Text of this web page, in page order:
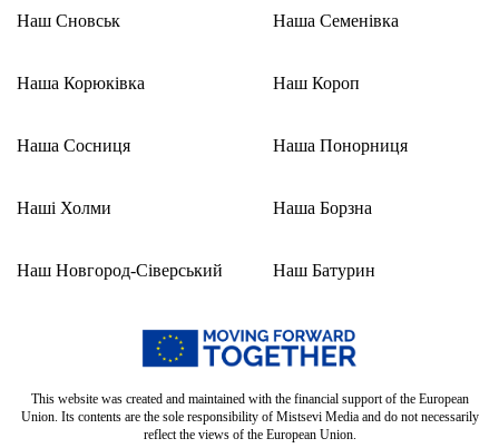
Наш Сновськ
Наша Корюківка
Наша Сосниця
Наші Холми
Наш Новгород-Сіверський
Наша Семенівка
Наш Короп
Наша Понорниця
Наша Борзна
Наш Батурин
This website was created and maintained with the financial support of the European
Union. Its contents are the sole responsibility of Mistsevi Media and do not necessarily
reflect the views of the European Union.